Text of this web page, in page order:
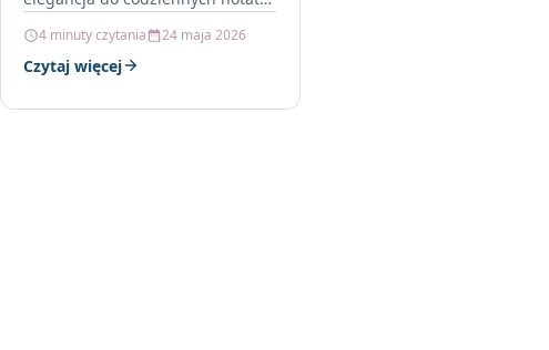
wygląda świetnie i jednocześnie
sprawdza się w praktyce,
4 minuty czytania 24 maja 2026
Czytaj więcej